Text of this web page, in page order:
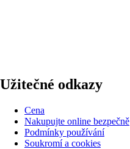
Užitečné odkazy
Cena
Nakupujte online bezpečně
Podmínky používání
Soukromí a cookies